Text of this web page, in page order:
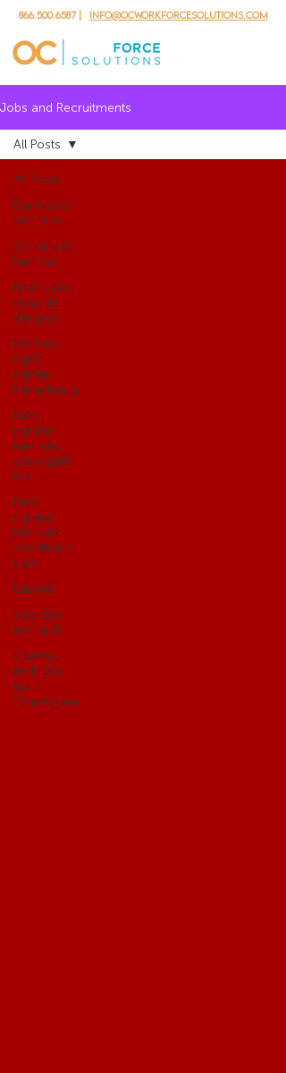
866.500.6587| info@ocworkforcesolutions.com
Jobs and Recruitments
All Posts
Danh sách
việc làm
Cơ hội việc
làm mới
Nhà tuyển
dụng đã
đăng ký
Hội thảo
nghề
nghiệp
hàng tháng
Kinh
nghiệm
làm việc
cho người
lớn
Kinh
nghiệm
làm việc
cho thanh
niên
Lưu trữ
Vào đào
tạo nghề
Chương
trình đào
tạo -
Thanh niên
All Posts